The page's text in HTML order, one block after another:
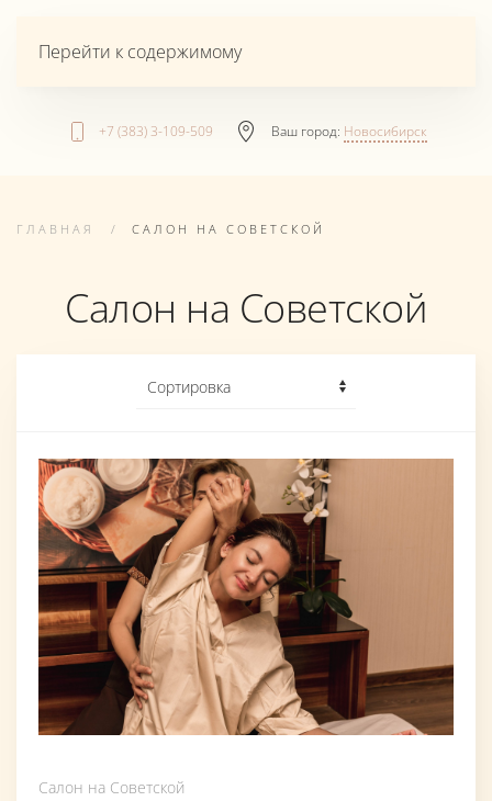
Перейти к содержимому
+7 (383) 3-109-509 Ваш город: Новосибирск
ГЛАВНАЯ САЛОН НА СОВЕТСКОЙ
Салон на Советской
Салон на Советской